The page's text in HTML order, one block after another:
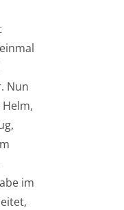
Nun
im